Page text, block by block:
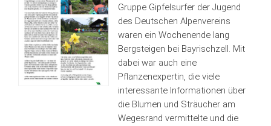
Gruppe Gipfelsurfer der Jugend
des Deutschen Alpenvereins
waren ein Wochenende lang
Bergsteigen bei Bayrischzell. Mit
dabei war auch eine
Pflanzenexpertin, die viele
interessante Informationen über
die Blumen und Sträucher am
Wegesrand vermittelte und die